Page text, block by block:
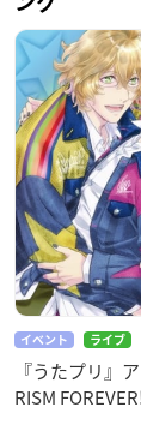
イベント ライブ
『うたプリ』
RISM